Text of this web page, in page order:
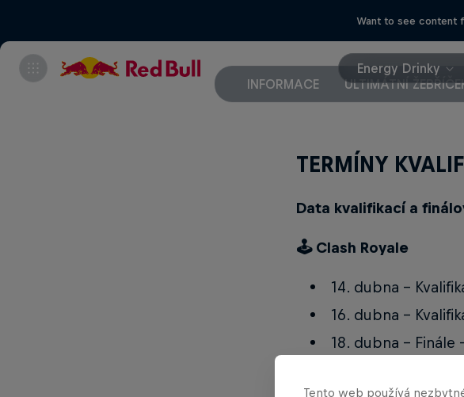
Want to see content
Energy Drinky
INFORMACE
ULTIMÁTNÍ
TERMÍNY
Data kvalifikací a
🕹 Clash Royale
14. dubna -
16. dubna -
18. dubna - Finále
Tento web používá